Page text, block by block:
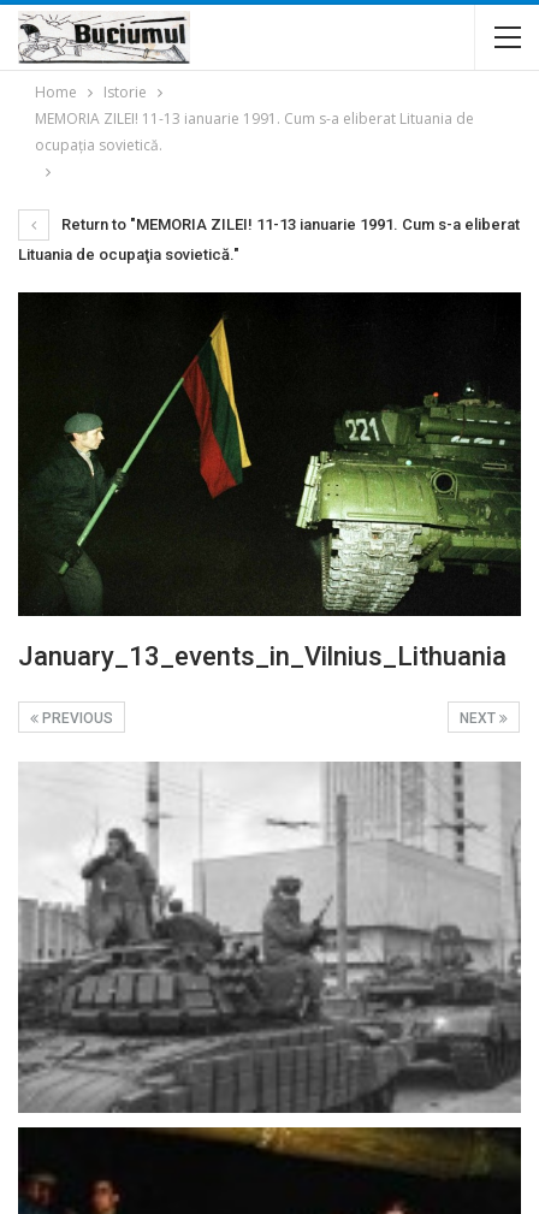
Home
Istorie
MEMORIA ZILEI! 11-13 ianuarie 1991. Cum s-a eliberat Lituania de
ocupaţia sovietică.
Return to "MEMORIA ZILEI! 11-13 ianuarie 1991. Cum s-a eliberat
Lituania de ocupaţia sovietică."
January_13_events_in_Vilnius_Lithuania
NEXT
PREVIOUS